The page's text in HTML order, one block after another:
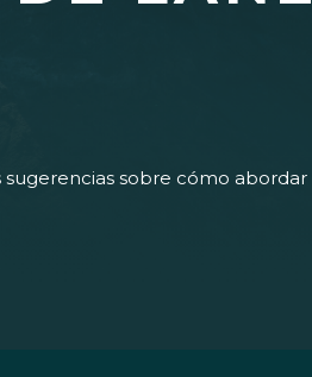
sugerencias sobre cómo abordar